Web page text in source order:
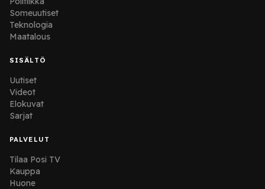
Someuutiset
Teknologia
Maatalous
SISÄLTÖ
Uutiset
Videot
Elokuvat
Sarjat
PALVELUT
Tilaa Posi TV
Kauppa
Huone